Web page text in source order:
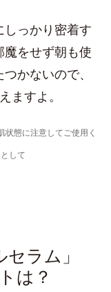
っかり密着す
魔をせず朝も使
かないので、
ますよ。
態に注意してご使用く
して
ラム」
は？